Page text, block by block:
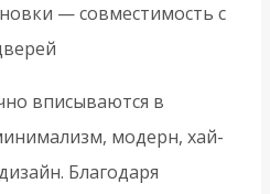
— совместимость с
вписываются в
модерн, хай-
Благодаря